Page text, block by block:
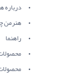
درباره
هنرمن
راهنما